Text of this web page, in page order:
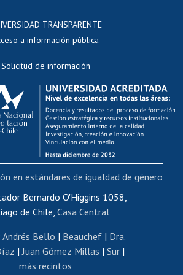
Evaluación docente
Calificación académica
Postulación al AUCAI
Funcionarias/os
internos de capacitación
Bienestar del personal
de movilidad interna
Certificado de renta
de renta honorarios
Editar páginas blancas
Extranjeras/os
TRANSPARENTE
a información pública
Solicitud de información
Bernardo O'Higgins 1058,
de Chile,Casa Central
Andrés Bello | Beauchef| Dra.
|Juan Gómez Millas | Sur |
más recintos
en estándares de igualdad de género